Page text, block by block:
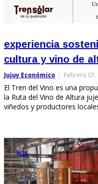
experiencia
cultura y vino de
Jujuy Económico Febrero 01,
El Tren del Vino es una
la Ruta del Vino de Altura
viñedos y productores
NOA